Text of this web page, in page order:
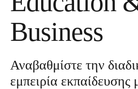
Business
Αναβαθμίστε την
εμπειρία